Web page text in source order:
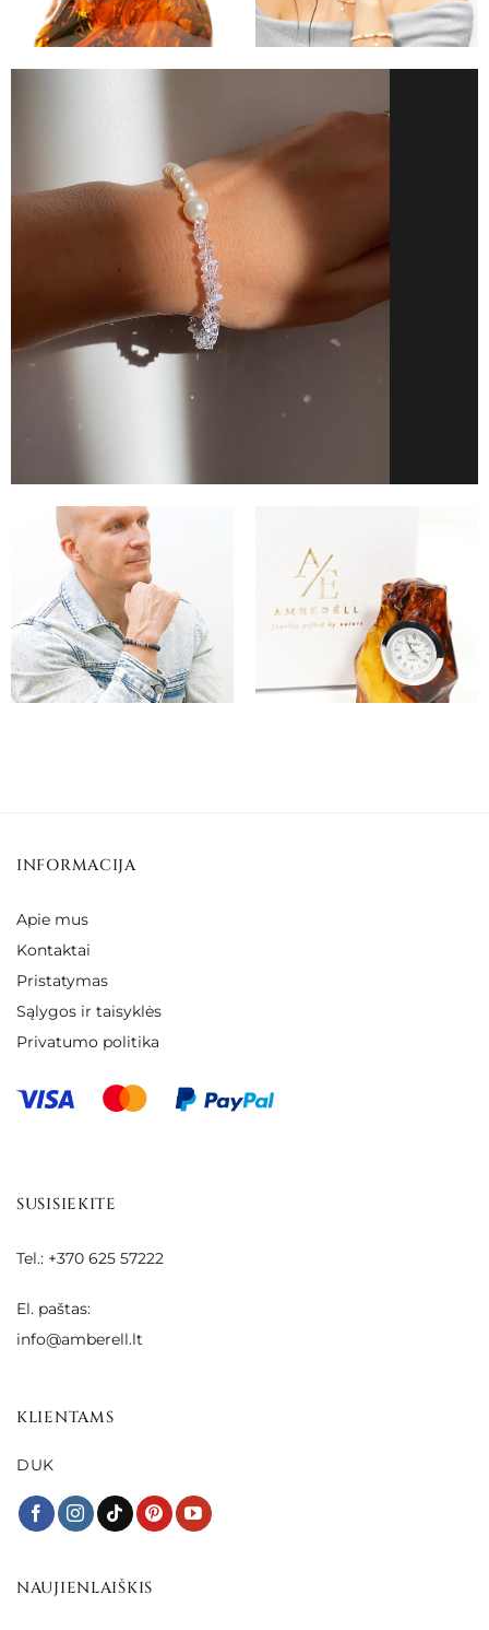
INFORMACIJA
Apie mus
Kontaktai
Pristatymas
Sąlygos ir taisyklės
Privatumo politika
SUSISIEKITE
Tel.: +370 625 57222
El. paštas:
info@amberell.lt
KLIENTAMS
DUK
NAUJIENLAIŠKIS